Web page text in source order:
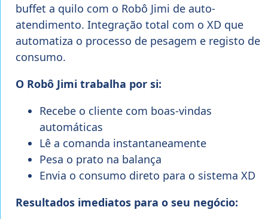
buffet a quilo com o Robô Jimi de auto-
atendimento. Integração total com o XD que
automatiza o processo de pesagem e registo de
consumo.
O Robô Jimi trabalha por si:
Recebe o cliente com boas-vindas
automáticas
Lê a comanda instantaneamente
Pesa o prato na balança
Envia o consumo direto para o sistema XD
Resultados imediatos para o seu negócio: